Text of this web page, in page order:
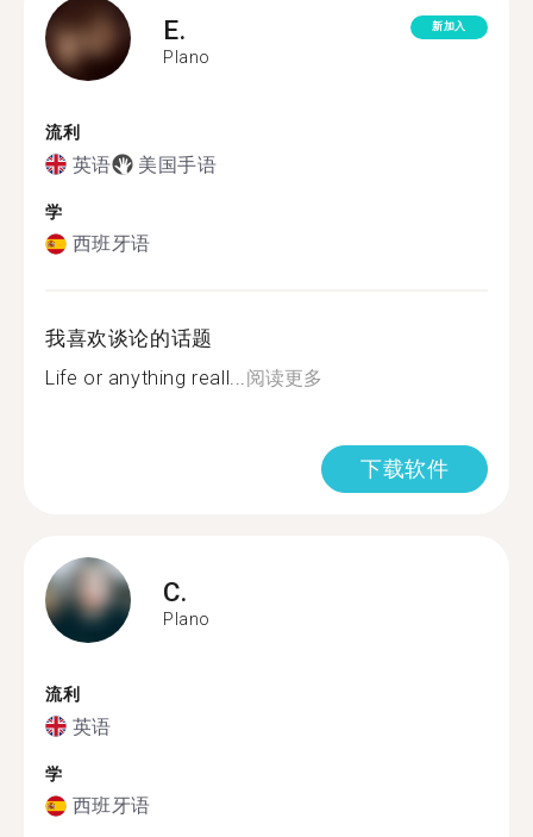
E.
Plano
新加入
流利
英语 美国手语
学
西班牙语
我喜欢谈论的话题
Life or anything reall...阅读更多
下载软件
C.
Plano
流利
英语
学
西班牙语